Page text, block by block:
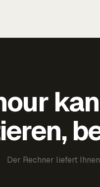
Der Rechner liefert